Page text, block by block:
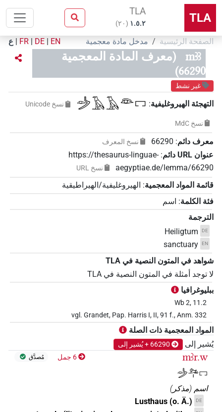
TLA
TLA
۱.٥.٢ (٢٠)
الصفحة الرئيسية مدخل مادة معجمية EN
|
DE
|
FR
| ع
mꜣꜣ
(معرف المادة المعجمية
66290)
غير نشط
التهجئة الهيروغليفية:
𓌳𓁹𓄿𓄿𓁻𓉐 نسخ‏ ‏Unicode
نسخ‏ ‏MdC
معرف دائم:
66290 نسخ المعرف
عنوان‏ ‏URL‏ دائم :
https://thesaurus-linguae-
aegyptiae.de/lemma/66290
نسخ‏ ‏URL
قائمة المواد المعجمية: الهيروغليفية/الهيراطيقية
فئة الكلمة: اسم
الترجمة
DE
Heiligtum
EN
sanctuary
شواهد في المتون النصية في ‏TLA
لا توجد أمثلة في المتون النصية في ‏TLA
ببليوغرافيا
Wb 2, 11.2
vgl. Grandet, Pap. Harris I, II, 91 f., Anm. 332
المواد المعجمية ذات الصلة
يُشير إلى
66290 + يُشير إلى
mꜣr.w
𓌳𓁹𓃭𓏤𓉐
6 جمل مُصدَّق
اسم (مذكر)
DE
Lusthaus (o. Ä.)